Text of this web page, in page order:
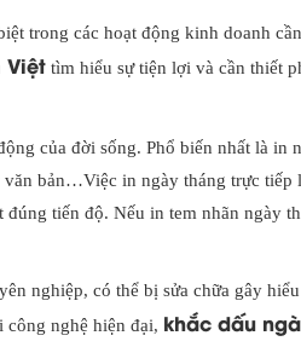
trong các hoạt động kinh doanh
Việt tìm hiểu sự tiện lợi và cần thiết
của đời sống. Phổ biến nhất là in
bản…Việc in ngày tháng trực tiếp
tiến độ. Nếu in tem nhãn ngày
nghiệp, có thể bị sửa chữa gây
công nghệ hiện đại, khắc dấu